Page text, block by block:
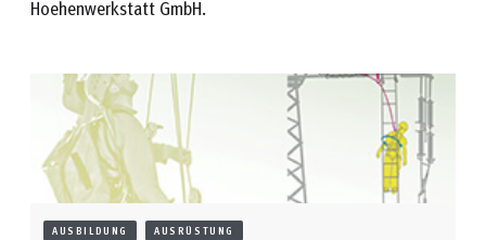
Hoehenwerkstatt GmbH.
AUSBILDUNG AUSRÜSTUNG